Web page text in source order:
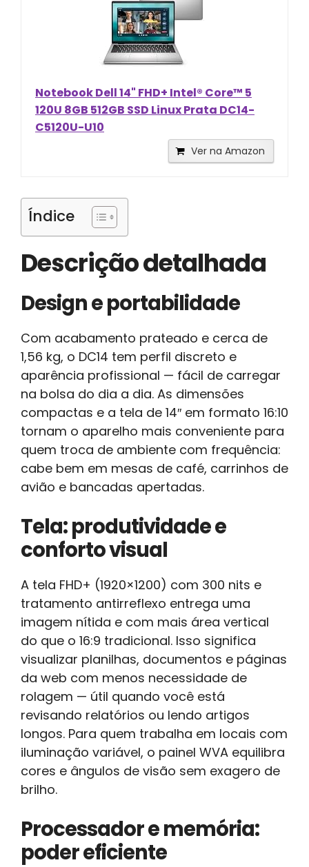
Notebook Dell 14" FHD+ Intel® Core™ 5
120U 8GB 512GB SSD Linux Prata DC14-
C5120U-U10
Ver na Amazon
Índice
Descrição detalhada
Design e portabilidade
Com acabamento prateado e cerca de
1,56 kg, o DC14 tem perfil discreto e
aparência profissional — fácil de carregar
na bolsa do dia a dia. As dimensões
compactas e a tela de 14″ em formato 16:10
tornam o aparelho mais conveniente para
quem troca de ambiente com frequência:
cabe bem em mesas de café, carrinhos de
avião e bancadas apertadas.
Tela: produtividade e
conforto visual
A tela FHD+ (1920×1200) com 300 nits e
tratamento antirreflexo entrega uma
imagem nítida e com mais área vertical
do que o 16:9 tradicional. Isso significa
visualizar planilhas, documentos e páginas
da web com menos necessidade de
rolagem — útil quando você está
revisando relatórios ou lendo artigos
longos. Para quem trabalha em locais com
iluminação variável, o painel WVA equilibra
cores e ângulos de visão sem exagero de
brilho.
Processador e memória:
poder eficiente